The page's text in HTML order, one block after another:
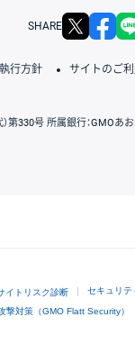
SHARE X
行方針 サイトのご
第330号 所属銀行：GMOあ
イトリスク診断 セキュリテ
撃対策（GMO Flatt Security）